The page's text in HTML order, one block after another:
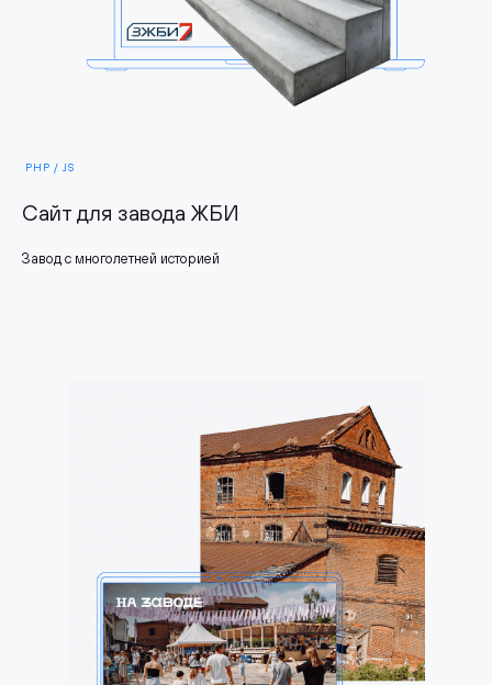
PHP / JS
Сайт для завода ЖБИ
Завод с многолетней историей